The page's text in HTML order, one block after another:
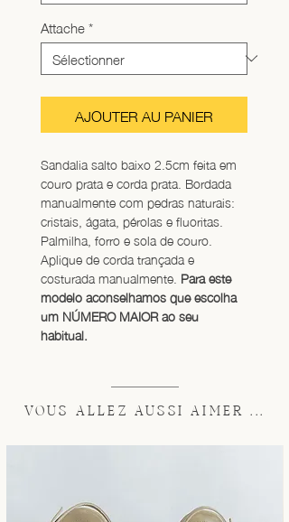
Attache*
AJOUTER AU PANIER
Sandalia salto baixo 2.5cm feita em
couro prata e corda prata. Bordada
manualmente com pedras naturais:
cristais, ágata, pérolas e fluoritas.
Palmilha, forro e sola de couro.
Aplique de corda trançada e
costurada manualmente. Para este
modelo aconselhamos que escolha
um NÚMERO MAIOR ao seu
habitual.
VOUS ALLEZ AUSSI AIMER ...